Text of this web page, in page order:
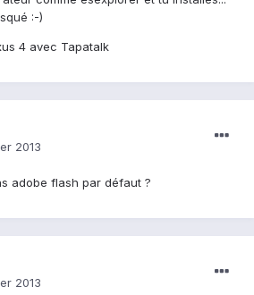
:-)
4 avec Tapatalk
2013
adobe flash par défaut ?
2013